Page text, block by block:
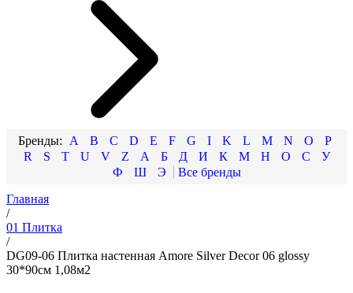
A B C D E F G I K L M N O
P
R
S T U V Z А Б Д И К М Н О С
У
Ф
Ш
Э
Главная
/
01 Плитка
/
DG09-06 Плитка настенная Amore Silver Decor 06 glossy
30*90см 1,08м2